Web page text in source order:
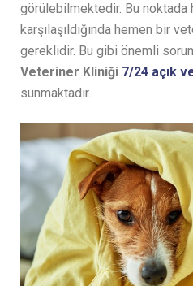
görülebilmektedir. Bu
karşılaşıldığında hemen bir
gereklidir. Bu gibi önemli
Veteriner Kliniği 7/24 açık
sunmaktadır.